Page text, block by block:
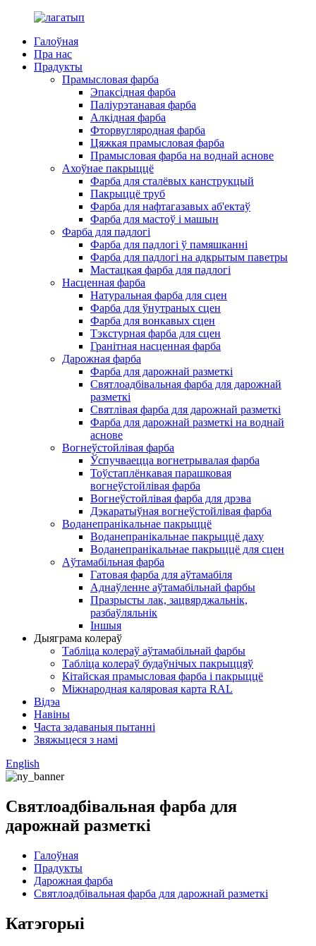
Галоўная
Пра нас
Прадукты
Прамысловая фарба
Эпаксідная фарба
Паліурэтанавая фарба
Алкідная фарба
Фторвугляродная фарба
Цяжкая прамысловая фарба
Прамысловая фарба на воднай аснове
Ахоўнае пакрыццё
Фарба для сталёвых канструкцый
Пакрыццё труб
Фарба для нафтагазавых аб'ектаў
Фарба для мастоў і машын
Фарба для падлогі
Фарба для падлогі ў памяшканні
Фарба для падлогі на адкрытым паветры
Мастацкая фарба для падлогі
Насценная фарба
Натуральная фарба для сцен
Фарба для ўнутраных сцен
Фарба для вонкавых сцен
Тэкстурная фарба для сцен
Гранітная насценная фарба
Дарожная фарба
Фарба для дарожнай разметкі
Святлоадбівальная фарба для дарожнай
разметкі
Святлівая фарба для дарожнай разметкі
Фарба для дарожнай разметкі на воднай
аснове
Вогнеўстойлівая фарба
Ўспучваецца вогнетрывалая фарба
Тоўстаплёнкавая парашковая
вогнеўстойлівая фарба
Вогнеўстойлівая фарба для дрэва
Дэкаратыўная вогнеўстойлівая фарба
Воданепранікальнае пакрыццё
Воданепранікальнае пакрыццё даху
Воданепранікальнае пакрыццё для сцен
Аўтамабільная фарба
Гатовая фарба для аўтамабіля
Аднаўленне аўтамабільнай фарбы
Празрысты лак, зацвярджальнік,
разбаўляльнік
Іншыя
Дыяграма колераў
Табліца колераў аўтамабільнай фарбы
Табліца колераў будаўнічых пакрыццяў
Кітайская прамысловая фарба і пакрыццё
Міжнародная каляровая карта RAL
Відэа
Навіны
Часта задаваныя пытанні
Звяжыцеся з намі
English
Святлоадбівальная фарба для
дарожнай разметкі
Галоўная
Прадукты
Дарожная фарба
Святлоадбівальная фарба для дарожнай разметкі
Катэгорыі